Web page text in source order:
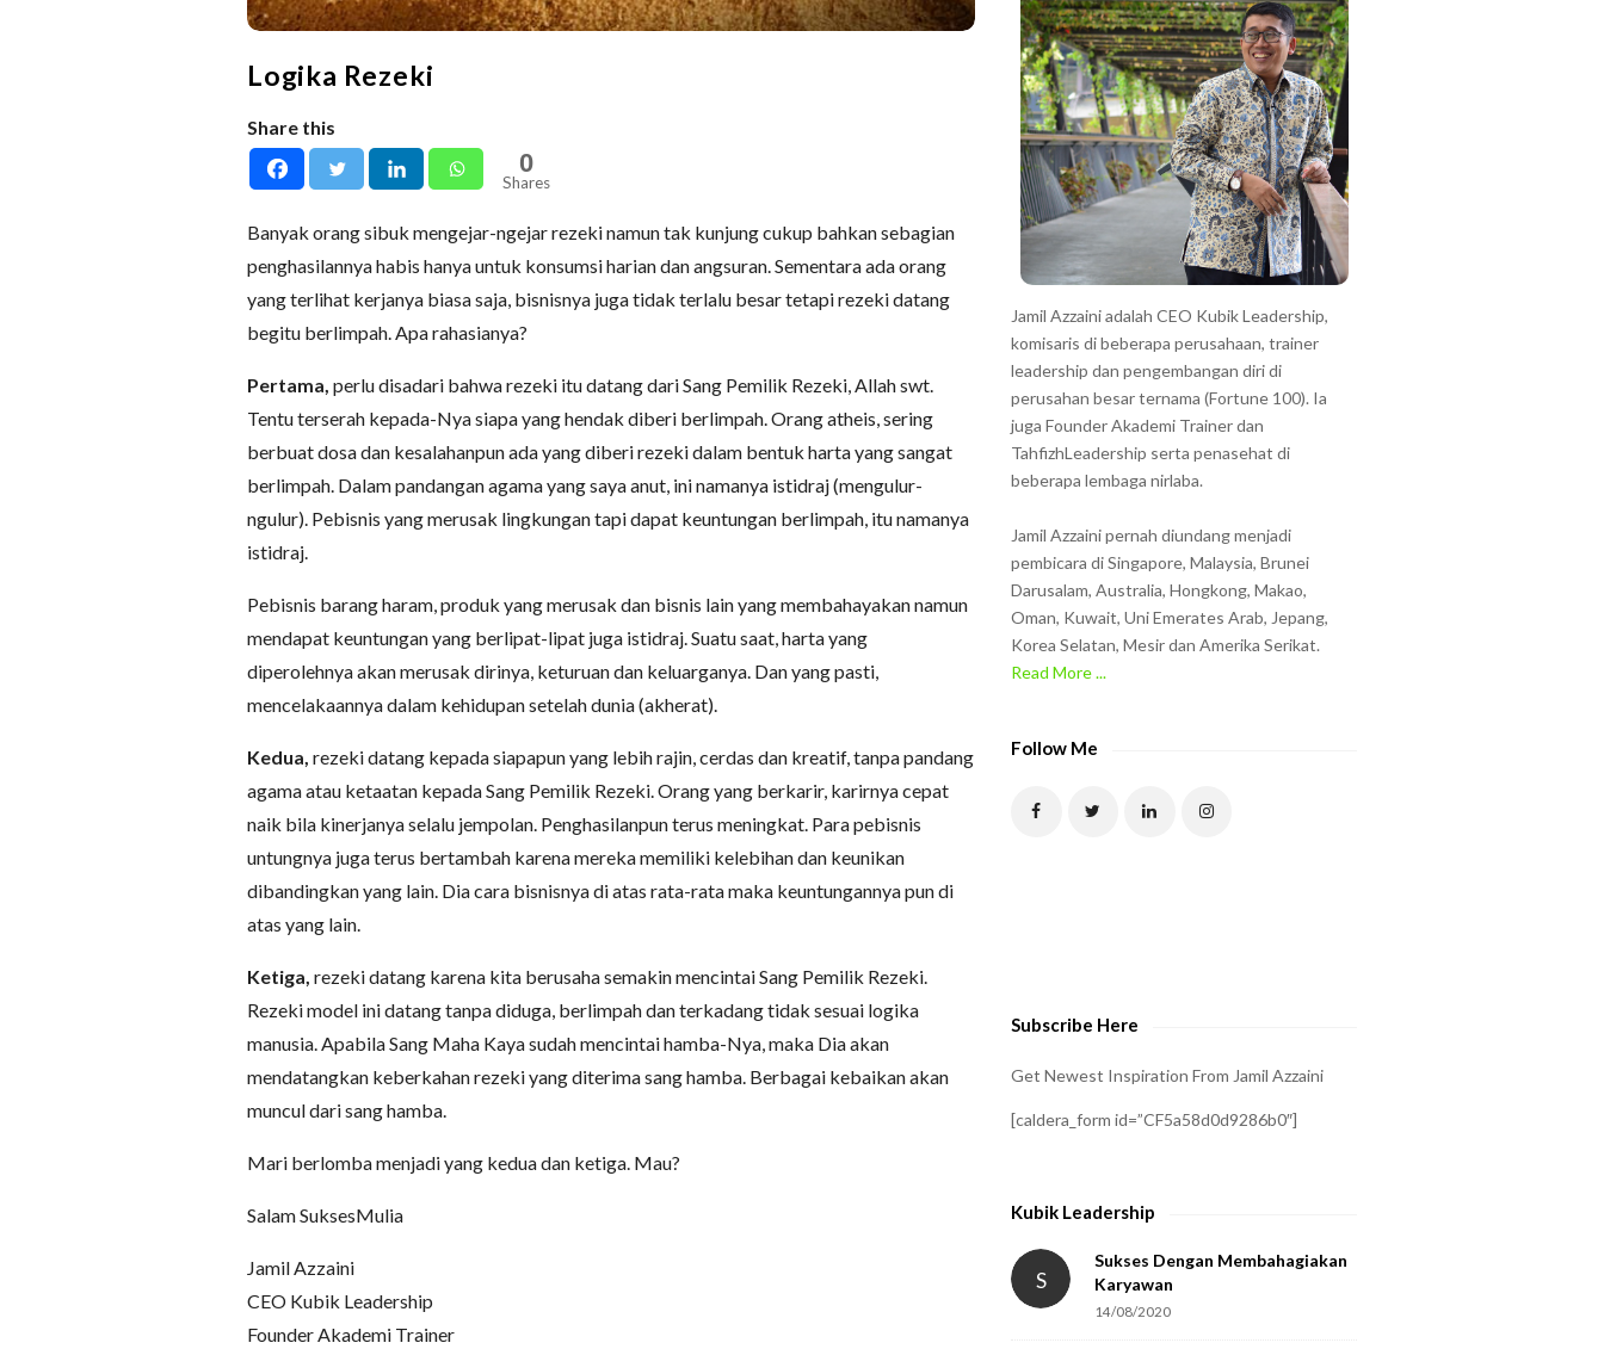
Logika Rezeki
Share this
0
Shares
Banyak orang sibuk mengejar-ngejar rezeki namun tak kunjung cukup bahkan sebagian
penghasilannya habis hanya untuk konsumsi harian dan angsuran. Sementara ada orang
yang terlihat kerjanya biasa saja, bisnisnya juga tidak terlalu besar tetapi rezeki datang
begitu berlimpah. Apa rahasianya?
Pertama, perlu disadari bahwa rezeki itu datang dari Sang Pemilik Rezeki, Allah swt.
Tentu terserah kepada-Nya siapa yang hendak diberi berlimpah. Orang atheis, sering
berbuat dosa dan kesalahanpun ada yang diberi rezeki dalam bentuk harta yang sangat
berlimpah. Dalam pandangan agama yang saya anut, ini namanya istidraj (mengulur-
ngulur). Pebisnis yang merusak lingkungan tapi dapat keuntungan berlimpah, itu namanya
istidraj.
Pebisnis barang haram, produk yang merusak dan bisnis lain yang membahayakan namun
mendapat keuntungan yang berlipat-lipat juga istidraj. Suatu saat, harta yang
diperolehnya akan merusak dirinya, keturuan dan keluarganya. Dan yang pasti,
mencelakaannya dalam kehidupan setelah dunia (akherat).
Kedua, rezeki datang kepada siapapun yang lebih rajin, cerdas dan kreatif, tanpa pandang
agama atau ketaatan kepada Sang Pemilik Rezeki. Orang yang berkarir, karirnya cepat
naik bila kinerjanya selalu jempolan. Penghasilanpun terus meningkat. Para pebisnis
untungnya juga terus bertambah karena mereka memiliki kelebihan dan keunikan
dibandingkan yang lain. Dia cara bisnisnya di atas rata-rata maka keuntungannya pun di
atas yang lain.
Ketiga, rezeki datang karena kita berusaha semakin mencintai Sang Pemilik Rezeki.
Rezeki model ini datang tanpa diduga, berlimpah dan terkadang tidak sesuai logika
manusia. Apabila Sang Maha Kaya sudah mencintai hamba-Nya, maka Dia akan
mendatangkan keberkahan rezeki yang diterima sang hamba. Berbagai kebaikan akan
muncul dari sang hamba.
Mari berlomba menjadi yang kedua dan ketiga. Mau?
Salam SuksesMulia
Jamil Azzaini
CEO Kubik Leadership
Founder Akademi Trainer
Jamil Azzaini adalah CEO Kubik Leadership,
komisaris di beberapa perusahaan, trainer
leadership dan pengembangan diri di
perusahan besar ternama (Fortune 100). Ia
juga Founder Akademi Trainer dan
TahfizhLeadership serta penasehat di
beberapa lembaga nirlaba.
Jamil Azzaini pernah diundang menjadi
pembicara di Singapore, Malaysia, Brunei
Darusalam, Australia, Hongkong, Makao,
Oman, Kuwait, Uni Emerates Arab, Jepang,
Korea Selatan, Mesir dan Amerika Serikat.
Read More ...
Follow Me
Subscribe Here
Get Newest Inspiration From Jamil Azzaini
[caldera_form id=”CF5a58d0d9286b0″]
Kubik Leadership
S
Sukses Dengan Membahagiakan
Karyawan
14/08/2020